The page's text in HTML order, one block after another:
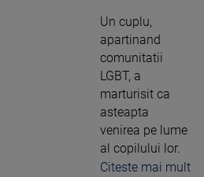
Un cuplu,
apartinand
comunitatii
LGBT, a
marturisit ca
asteapta
venirea pe lume
al copilului lor.
Citeste mai mult